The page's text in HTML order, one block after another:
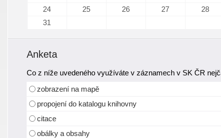
24 25 26 27
28
31
Anketa
Co z níže uvedeného využíváte v záznamech v SK ČR
zobrazení na mapě
propojení do katalogu knihovny
citace
obálky a obsahy